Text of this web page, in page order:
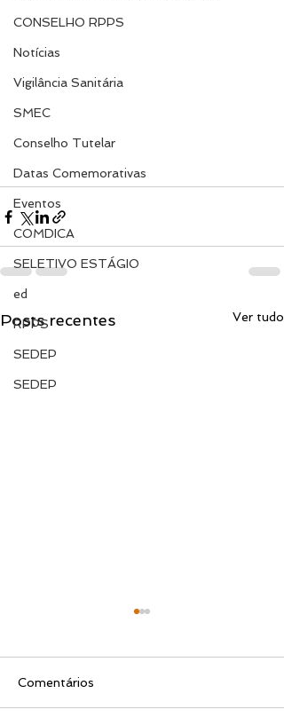
CONSELHO RPPS
Notícias
Vigilância Sanitária
SMEC
Conselho Tutelar
Datas Comemorativas
Eventos
COMDICA
SELETIVO ESTÁGIO
ed
RPPS
SEDEP
SEDEP
Posts recentes Ver tudo
Comentários